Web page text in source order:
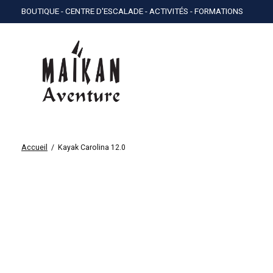
BOUTIQUE - CENTRE D'ESCALADE - ACTIVITÉS - FORMATIONS
Accueil / Kayak Carolina 12.0